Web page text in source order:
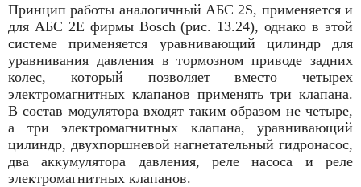
Принцип работы аналогичный АБС 2S, применяется и
для АБС 2Е фирмы Bosch (рис. 13.24), однако в этой
системе применяется уравнивающий цилиндр для
уравнивания давления в тормозном приводе задних
колес, который позволяет вместо четырех
электромагнитных клапанов применять три клапана.
В состав модулятора входят таким образом не четыре,
а три электромагнитных клапана, уравнивающий
цилиндр, двухпоршневой нагнетательный гидронасос,
два аккумулятора давления, реле насоса и реле
электромагнитных клапанов.